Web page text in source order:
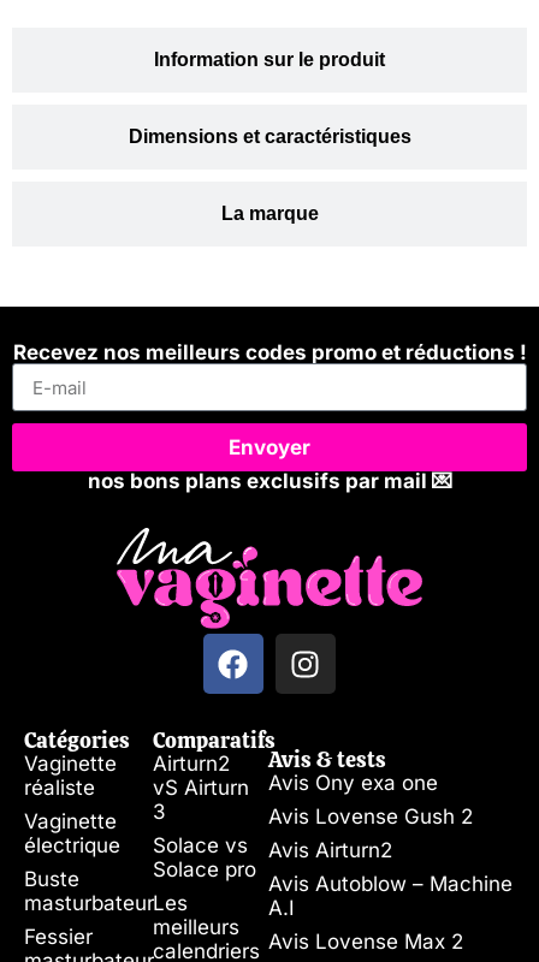
Information sur le produit
Dimensions et caractéristiques
La marque
Recevez nos meilleurs codes promo et réductions !
Envoyer
nos bons plans exclusifs par mail 💌
Catégories
Vaginette
réaliste
Vaginette
électrique
Buste
masturbateur
Fessier
Comparatifs
Airturn2
vS Airturn
3
Solace vs
Solace pro
Les
meilleurs
calendriers
Avis & tests
Avis Ony exa one
Avis Lovense Gush 2
Avis Airturn2
Avis Autoblow – Machine
A.I
Avis Lovense Max 2